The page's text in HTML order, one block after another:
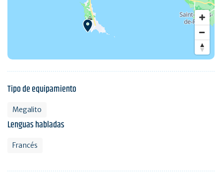
Tipo de equipamiento
Megalito
Lenguas habladas
Francés